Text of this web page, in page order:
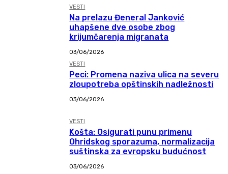
VESTI
Na prelazu Đeneral Janković
uhapšene dve osobe zbog
krijumčarenja migranata
03/06/2026
VESTI
Peci: Promena naziva ulica na severu
zloupotreba opštinskih nadležnosti
03/06/2026
VESTI
Košta: Osigurati punu primenu
Ohridskog sporazuma, normalizacija
suštinska za evropsku budućnost
03/06/2026